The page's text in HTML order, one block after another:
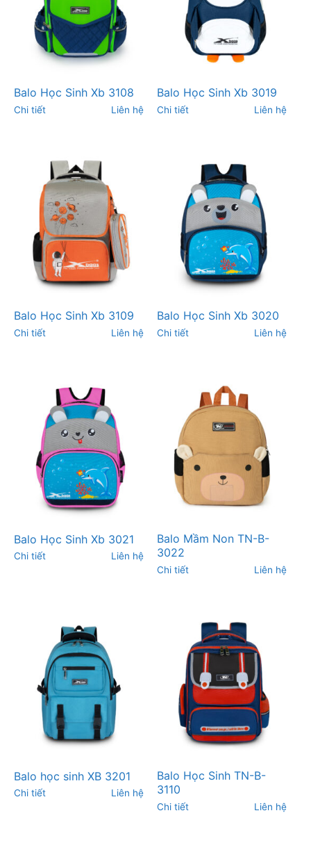
Balo Học Sinh Xb 3108
Chi tiết Liên hệ
Balo Học Sinh Xb 3019
Chi tiết Liên hệ
Balo Học Sinh Xb 3109
Chi tiết Liên hệ
Balo Học Sinh Xb 3020
Chi tiết Liên hệ
Balo Học Sinh Xb 3021
Chi tiết Liên hệ
Balo Mầm Non TN-B-
3022
Chi tiết Liên hệ
Balo học sinh XB 3201
Chi tiết Liên hệ
Balo Học Sinh TN-B-
3110
Chi tiết Liên hệ